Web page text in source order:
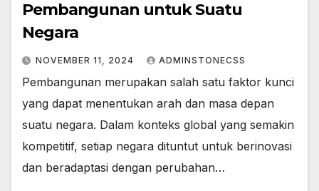
Pembangunan untuk Suatu
Negara
NOVEMBER 11, 2024 ADMINSTONECSS
Pembangunan merupakan salah satu faktor kunci
yang dapat menentukan arah dan masa depan
suatu negara. Dalam konteks global yang semakin
kompetitif, setiap negara dituntut untuk berinovasi
dan beradaptasi dengan perubahan…